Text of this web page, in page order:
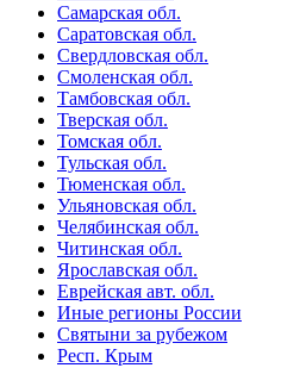
Самарская обл.
Саратовская обл.
Свердловская обл.
Смоленская обл.
Тамбовская обл.
Тверская обл.
Томская обл.
Тульская обл.
Тюменская обл.
Ульяновская обл.
Челябинская обл.
Читинская обл.
Ярославская обл.
Еврейская авт. обл.
Иные регионы России
Святыни за рубежом
Респ. Крым